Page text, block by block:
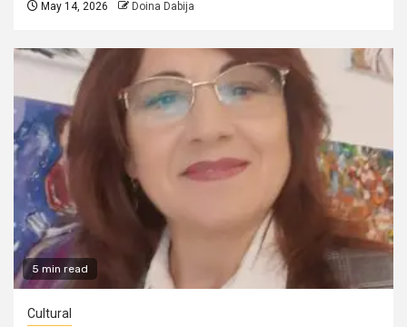
May 14, 2026 Doina Dabija
5 min read
Cultural